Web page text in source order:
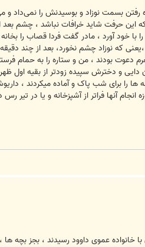
رفتن بسمت نوزاد و بوسیدنش را
این حرفت شاید خرافات نباشد ، چشم
با خود آورد ، مادر گفت فردا قصاب را
که نوزاد چشم نخورد، بعد از چند
دعوت بودند ، من و ستاره را به حمام
و دخترش سپیده زودتر از بقیه اول
ها را برای شب پاک و آماده میکردند ،
آنها فراتر از آشپزخانه و یا در تیر رس
عموی داوود رسیدند ، بجز بچه